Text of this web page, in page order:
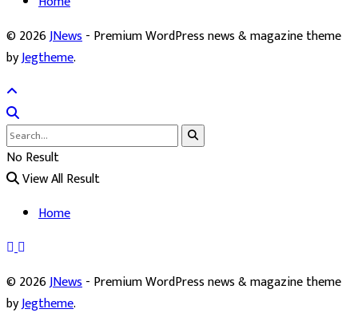
© 2026JNews- Premium WordPress news & magazine theme
byJegtheme.
No Result
View All Result
Home
© 2026JNews- Premium WordPress news & magazine theme
byJegtheme.